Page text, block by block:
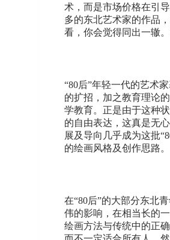
术，而是市场价格在引
多的东北艺术家的作品
看，你会觉得同出一辙
“80后”年轻一代的艺术
的扩招，加之教育理论
学教育。正是由于这种
的自由表达，这真是无
展及导向几乎成为这批
的绘画风格及创作思路。
在“80后”的大部分东北
伟的影响，在相当长的
绘画方法与传统中的正